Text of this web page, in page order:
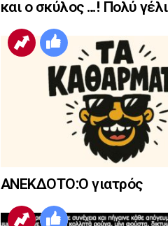
και ο σκύλος …! Πολύ
ΑΝΕΚΔΟΤΟ:Ο γιατρός